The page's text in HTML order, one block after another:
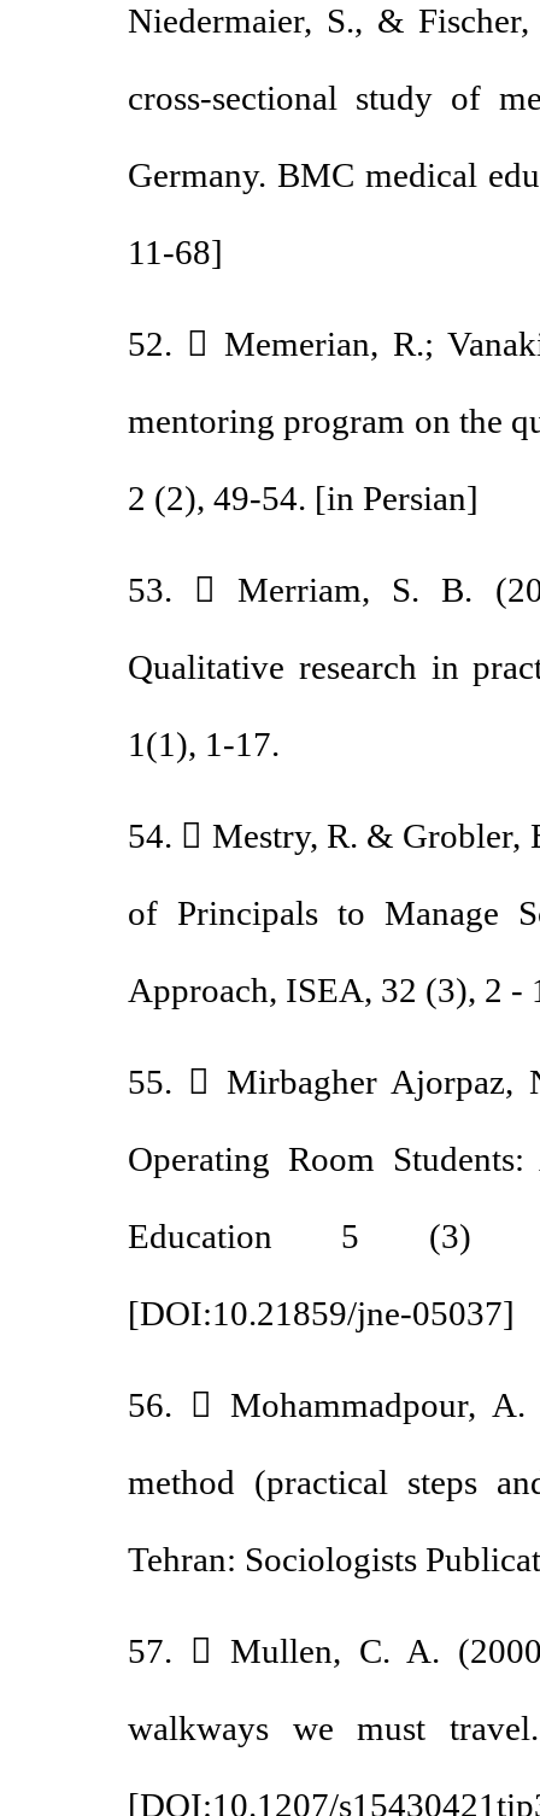
Niedermaier, S., &
cross-sectional study of
Germany. BMC medical
11-68
52.  Memerian, R.;
mentoring program on
2 (2), 49-54. [in Persian]
53.  Merriam, S. B.
Qualitative research in
1(1), 1-17.
54.  Mestry, R. &
of Principals to Manage
Approach, ISEA, 32 (3), 2
55.  Mirbagher
Operating Room
Education 5 (3)
[DOI:10.21859/jne-05037
56.  Mohammadpour,
method (practical steps
Tehran: Sociologists
57.  Mullen, C. A.
walkways we must
[DOI:10.1207/